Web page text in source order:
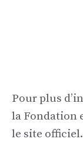
Pour plus
la Fondation
le site officiel.